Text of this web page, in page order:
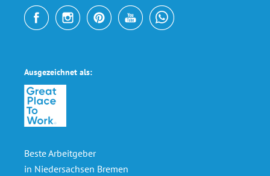
Ausgezeichnet als:
Beste Arbeitgeber
in Niedersachsen Bremen